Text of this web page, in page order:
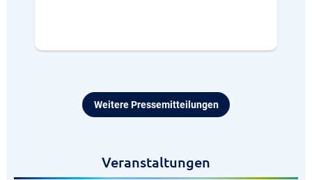
Weitere Pressemitteilungen
Veranstaltungen